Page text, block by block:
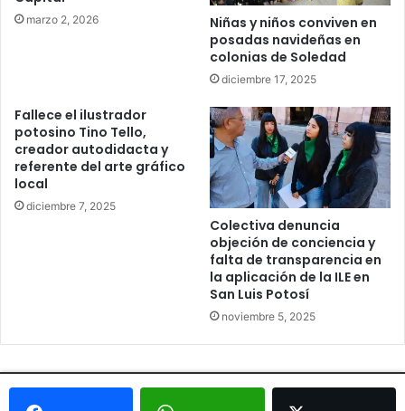
marzo 2, 2026
Niñas y niños conviven en
posadas navideñas en
colonias de Soledad
diciembre 17, 2025
Fallece el ilustrador
potosino Tino Tello,
creador autodidacta y
referente del arte gráfico
local
diciembre 7, 2025
Colectiva denuncia
objeción de conciencia y
falta de transparencia en
la aplicación de la ILE en
San Luis Potosí
noviembre 5, 2025
© Copyright 2026, Todos los derechos reservados - Metrópoli